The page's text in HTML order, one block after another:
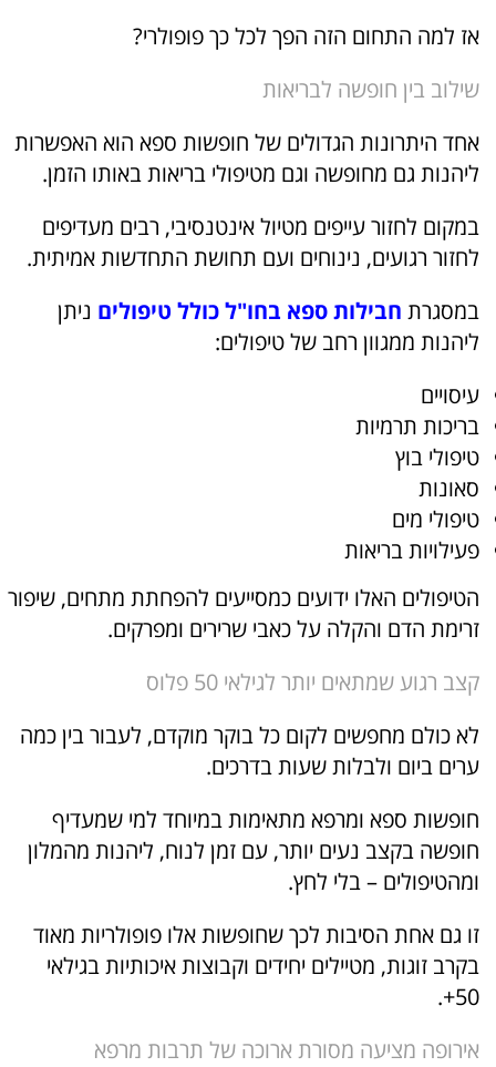
אז למה התחום הזה הפך לכל כך פופולרי?
שילוב בין חופשה לבריאות
אחד היתרונות הגדולים של חופשות ספא הוא האפשרות
ליהנות גם מחופשה וגם מטיפולי בריאות באותו הזמן.
במקום לחזור עייפים מטיול אינטנסיבי, רבים מעדיפים
לחזור רגועים, נינוחים ועם תחושת התחדשות אמיתית.
במסגרת חבילות ספא בחו"ל כולל טיפולים ניתן
ליהנות ממגוון רחב של טיפולים:
עיסויים
בריכות תרמיות
טיפולי בוץ
סאונות
טיפולי מים
פעילויות בריאות
הטיפולים האלו ידועים כמסייעים להפחתת מתחים, שיפור
זרימת הדם והקלה על כאבי שרירים ומפרקים.
קצב רגוע שמתאים יותר לגילאי 50 פלוס
לא כולם מחפשים לקום כל בוקר מוקדם, לעבור בין כמה
ערים ביום ולבלות שעות בדרכים.
חופשות ספא ומרפא מתאימות במיוחד למי שמעדיף
חופשה בקצב נעים יותר, עם זמן לנוח, ליהנות מהמלון
ומהטיפולים – בלי לחץ.
זו גם אחת הסיבות לכך שחופשות אלו פופולריות מאוד
בקרב זוגות, מטיילים יחידים וקבוצות איכותיות בגילאי
50+.
אירופה מציעה מסורת ארוכה של תרבות מרפא